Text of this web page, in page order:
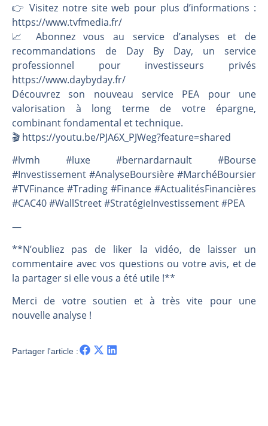
👉️ Visitez notre site web pour plus d’informations :
https://www.tvfmedia.fr/
📈 Abonnez vous au service d’analyses et de
recommandations de Day By Day, un service
professionnel pour investisseurs privés
https://www.daybyday.fr/
Découvrez son nouveau service PEA pour une
valorisation à long terme de votre épargne,
combinant fondamental et technique.
🎬️ https://youtu.be/PJA6X_PJWeg?feature=shared
#lvmh #luxe #bernardarnault #Bourse
#Investissement #AnalyseBoursière #MarchéBoursier
#TVFinance #Trading #Finance #ActualitésFinancières
#CAC40 #WallStreet #StratégieInvestissement #PEA
—
**N’oubliez pas de liker la vidéo, de laisser un
commentaire avec vos questions ou votre avis, et de
la partager si elle vous a été utile !**
Merci de votre soutien et à très vite pour une
nouvelle analyse !
Partager l'article :